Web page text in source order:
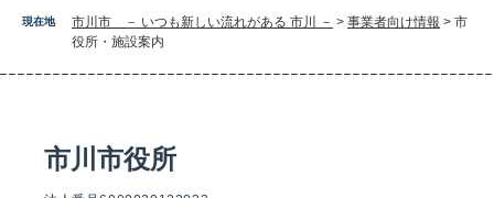
現在地 市川市 － いつも新しい流れがある 市川 － > 事業者向け情報 > 市
役所・施設案内
市川市役所